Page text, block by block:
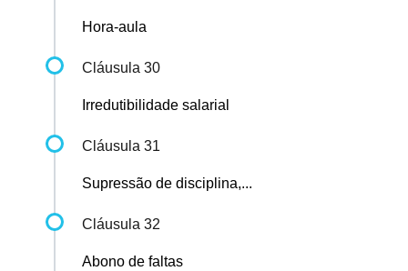
Hora-aula
Cláusula 30
Irredutibilidade salarial
Cláusula 31
Supressão de disciplina,...
Cláusula 32
Abono de faltas